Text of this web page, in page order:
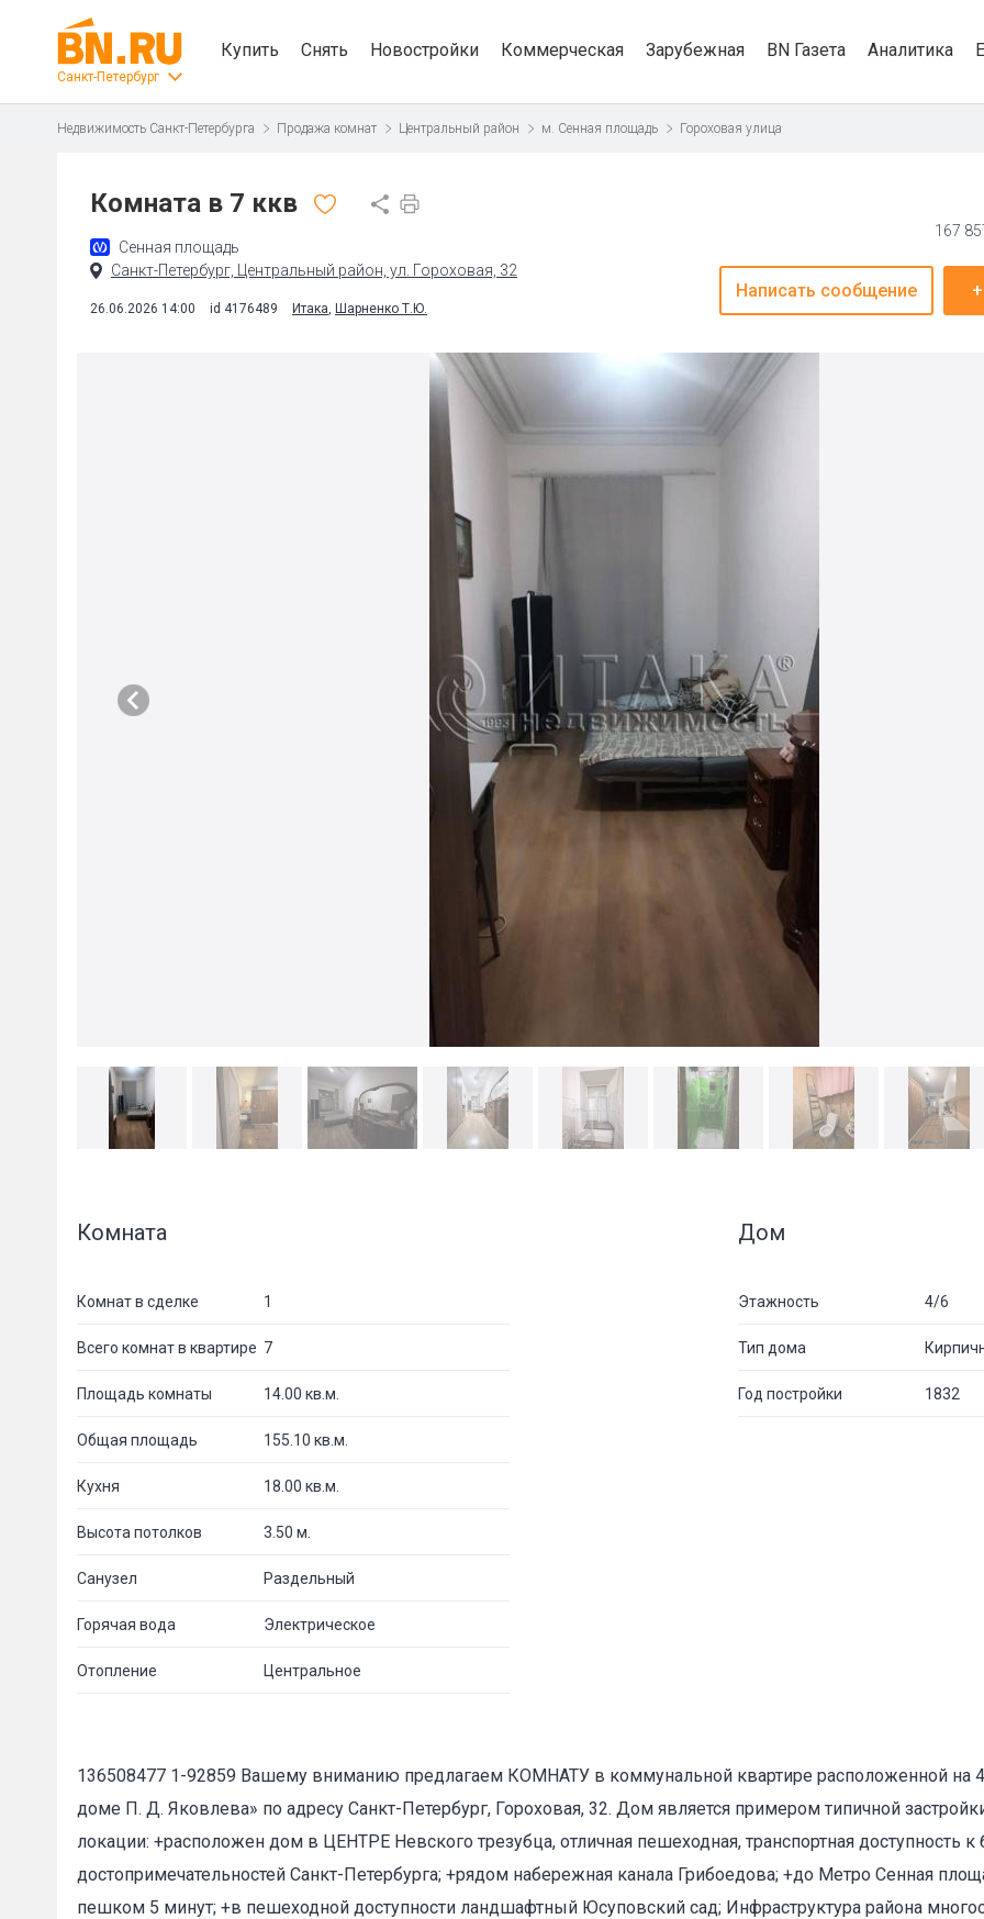
Санкт-Петербург
Купить Снять Новостройки Коммерческая Зарубежная BN Газета Аналитика
Недвижимость Санкт-Петербурга Продажа комнат Центральный район м. Сенная площадь Гороховая улица
Комната в 7 ккв
Сенная площадь
Санкт-Петербург, Центральный район, ул. Гороховая, 32
26.06.2026 14:00 id 4176489 Итака, Шарненко Т.Ю.
167
Написать сообщение
Комната
Комнат в сделке 1
Всего комнат в квартире 7
Площадь комнаты 14.00 кв.м.
Общая площадь 155.10 кв.м.
Кухня 18.00 кв.м.
Высота потолков 3.50 м.
Санузел Раздельный
Горячая вода Электрическое
Отопление Центральное
Дом
Этажность 4/6
Тип дома
Год постройки 1832
136508477 1-92859 Вашему вниманию предлагаем КОМНАТУ в коммунальной квартире расположенной на
доме П. Д. Яковлева» по адресу Санкт-Петербург, Гороховая, 32. Дом является примером типичной
локации: +расположен дом в ЦЕНТРЕ Невского трезубца, отличная пешеходная, транспортная доступность
достопримечательностей Санкт-Петербурга; +рядом набережная канала Грибоедова; +до Метро Сенная
пешком 5 минут; +в пешеходной доступности ландшафтный Юсуповский сад; Инфраструктура района